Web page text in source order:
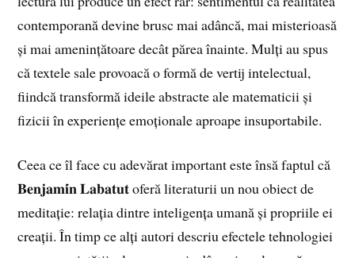
contemporană devine brusc mai adâncă, mai misterioasă
și mai amenințătoare decât părea înainte. Mulți au spus
că textele sale provoacă o formă de vertij intelectual,
fiindcă transformă ideile abstracte ale matematicii și
fizicii în experiențe emoționale aproape insuportabile.
Ceea ce îl face cu adevărat important este însă faptul că
𝐁𝐞𝐧𝐣𝐚𝐦𝐢́𝐧 𝐋𝐚𝐛𝐚𝐭𝐮𝐭 oferă literaturii un nou obiect de
meditație: relația dintre inteligența umană și propriile ei
creații. În timp ce alți autori descriu efectele tehnologiei